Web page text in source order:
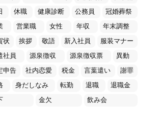
休職 健康診断 公務員
冠婚葬祭
営業職 女性 年収
年末調整
状
挨拶 敬語 新入社員
服装マナー
社員
源泉徴収 源泉徴収票
異動
申告
社内恋愛 税金 言葉遣い
謝罪
身だしなみ 転勤 退職
退職金
金欠 飲み会